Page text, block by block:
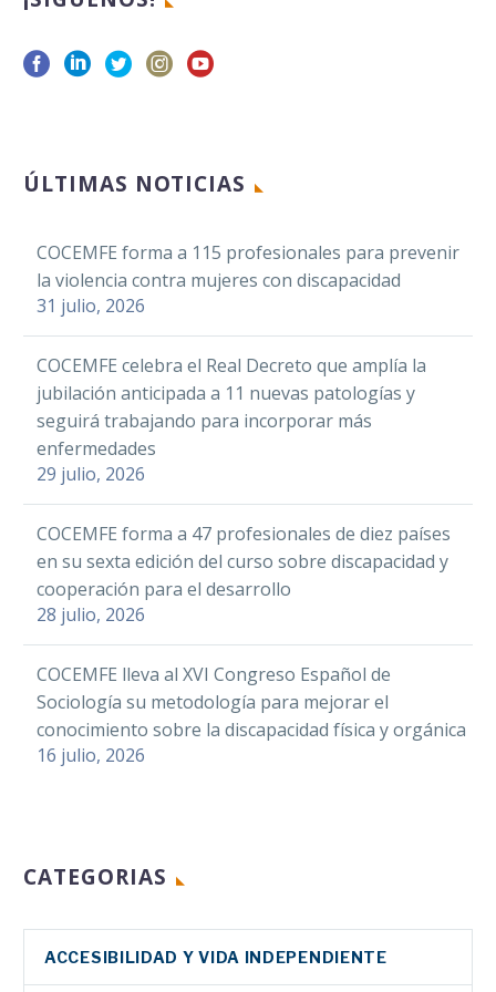
ÚLTIMAS NOTICIAS
COCEMFE forma a 115 profesionales para prevenir
la violencia contra mujeres con discapacidad
31 julio, 2026
COCEMFE celebra el Real Decreto que amplía la
jubilación anticipada a 11 nuevas patologías y
seguirá trabajando para incorporar más
enfermedades
29 julio, 2026
COCEMFE forma a 47 profesionales de diez países
en su sexta edición del curso sobre discapacidad y
cooperación para el desarrollo
28 julio, 2026
COCEMFE lleva al XVI Congreso Español de
Sociología su metodología para mejorar el
conocimiento sobre la discapacidad física y orgánica
16 julio, 2026
CATEGORIAS
ACCESIBILIDAD Y VIDA INDEPENDIENTE